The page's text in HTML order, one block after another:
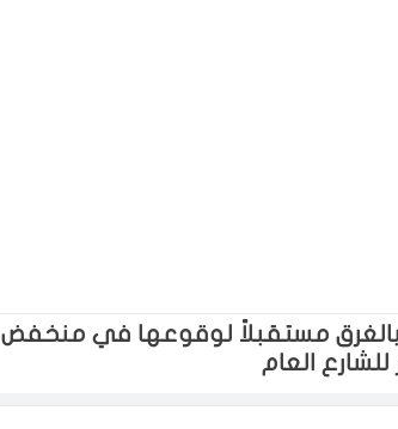
مستقبلاً لوقوعها في منخفض
للشارع العام